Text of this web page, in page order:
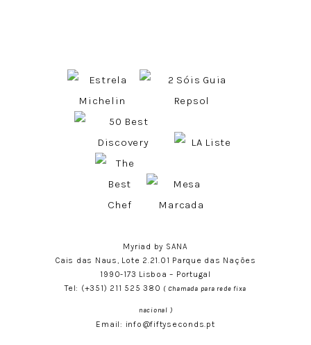
Myriad by SANA
Cais das Naus, Lote 2.21.01 Parque das Nações
1990-173 Lisboa – Portugal
Tel: (+351) 211 525 380 ( Chamada para rede fixa
nacional )
Email: info@fiftyseconds.pt